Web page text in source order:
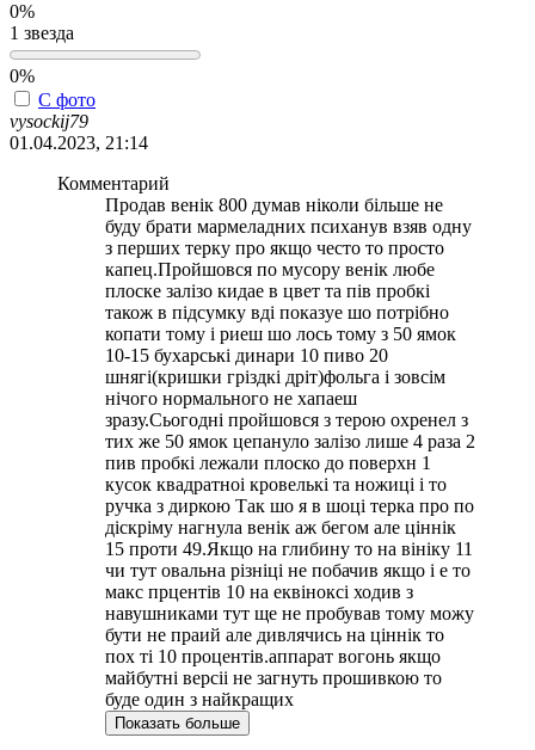
0%
1 звезда
0%
С фото
vysockij79
01.04.2023, 21:14
Комментарий
Продав венік 800 думав ніколи більше не
буду брати мармеладних психанув взяв одну
з перших терку про якщо често то просто
капец.Пройшовся по мусору венік любе
плоске залізо кидае в цвет та пів пробкі
також в підсумку вді показуе шо потрібно
копати тому і риеш шо лось тому з 50 ямок
10-15 бухарські динари 10 пиво 20
шнягі(кришки гріздкі дріт)фольга і зовсім
нічого нормального не хапаеш
зразу.Сьогодні пройшовся з терою охренел з
тих же 50 ямок цепануло залізо лише 4 раза 2
пив пробкі лежали плоско до поверхн 1
кусок квадратноі кровелькі та ножиці і то
ручка з диркою Так шо я в шоці терка про по
діскріму нагнула венік аж бегом але ціннік
15 проти 49.Якщо на глибину то на вініку 11
чи тут овальна різніці не побачив якщо і е то
макс прцентів 10 на еквіноксі ходив з
навушниками тут ще не пробував тому можу
бути не праий але дивлячись на ціннік то
пох ті 10 процентів.аппарат вогонь якщо
майбутні версіі не загнуть прошивкою то
буде один з найкращих
Показать больше